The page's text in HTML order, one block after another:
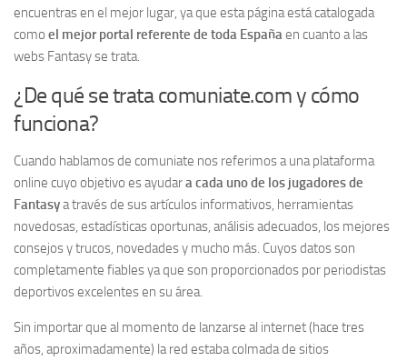
encuentras en el mejor lugar, ya que esta página está catalogada
como el mejor portal referente de toda Españaen cuanto a las
webs Fantasy se trata.
¿De qué se trata comuniate.com y cómo
funciona?
Cuando hablamos de comuniate nos referimos a una plataforma
online cuyo objetivo es ayudara cada uno de los jugadores de
Fantasya través de sus artículos informativos, herramientas
novedosas, estadísticas oportunas, análisis adecuados, los mejores
consejos y trucos, novedades y mucho más. Cuyos datos son
completamente fiables ya que son proporcionados por periodistas
deportivos excelentes en su área.
Sin importar que al momento de lanzarse al internet (hace tres
años, aproximadamente) la red estaba colmada de sitios